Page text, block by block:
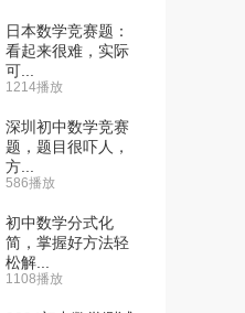
日本数学竞赛题：
看起来很难，实际
可...
1214播放
深圳初中数学竞赛
题，题目很吓人，
方...
586播放
初中数学分式化
简，掌握好方法轻
松解...
1108播放